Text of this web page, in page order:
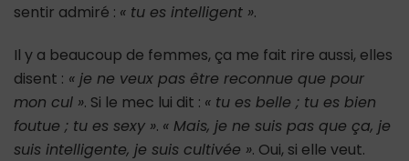
sentir admiré : « tu es intelligent ».
Il y a beaucoup de femmes, ça me fait rire aussi, elles
disent : « je ne veux pas être reconnue que pour
mon cul ». Si le mec lui dit : « tu es belle ; tu es bien
foutue ; tu es sexy ». « Mais, je ne suis pas que ça, je
suis intelligente, je suis cultivée ». Oui, si elle veut.